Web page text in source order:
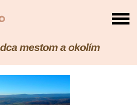
mestom a okolím